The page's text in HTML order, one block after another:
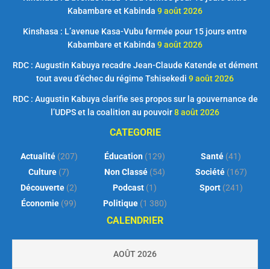
Kabambare et Kabinda 9 août 2026
Kinshasa : L’avenue Kasa-Vubu fermée pour 15 jours entre
Kabambare et Kabinda 9 août 2026
RDC : Augustin Kabuya recadre Jean-Claude Katende et dément
tout aveu d’échec du régime Tshisekedi 9 août 2026
RDC : Augustin Kabuya clarifie ses propos sur la gouvernance de
l’UDPS et la coalition au pouvoir8 août 2026
CATEGORIE
Actualité(207)
Culture (7)
Découverte (2)
Économie (99)
Éducation (129)
Non Classé (54)
Podcast (1)
Politique(1 380)
Santé (41)
Société(167)
Sport(241)
CALENDRIER
AOÛT 2026